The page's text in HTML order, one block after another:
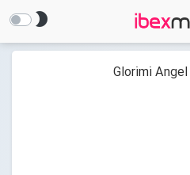
brightness_2